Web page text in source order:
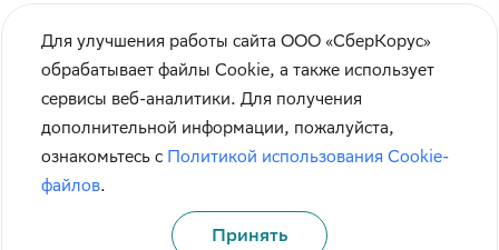
© СберКорус 2004-2026
Правила использования сайта
Карта сайта
Для улучшения работы сайта ООО «СберКорус»
обрабатывает файлы Cookie, а также использует
сервисы веб-аналитики. Для получения
дополнительной информации, пожалуйста,
ознакомьтесь с Политикой использования Cookie-
файлов.
Принять